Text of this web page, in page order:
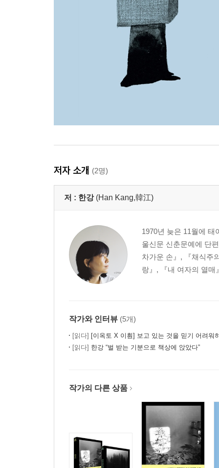
저자 소개 (2명)
저 : 한강 (Han Kang,韓江)
1970년 늦은 11월에
울신문 신춘문예에 단
차가운 손』, 『채식주
랑』, 『내 여자의 열매
작가와 인터뷰 (5개)
[읽다] [이옥토 X 이훤] 보고 있는 것을 믿기 어려워
[읽다] 한강 “벌 받는 기분으로 책상에 앉았다”
작가의 다른 상품